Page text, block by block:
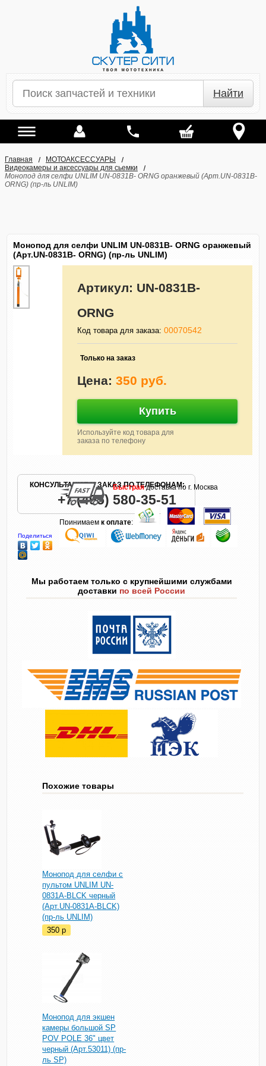
Найти
Главная
МОТОАКСЕССУАРЫ
Видеокамеры и аксессуары для сьемки
Монопод для селфи UNLIM UN-0831B- ORNG оранжевый (Арт.UN-0831B-
ORNG) (пр-ль UNLIM)
Монопод для селфи UNLIM UN-0831B- ORNG оранжевый
(Арт.UN-0831B- ORNG) (пр-ль UNLIM)
Артикул: UN-0831B-
ORNG
Код товара для заказа:00070542
Только на заказ
Цена:350 руб.
Купить
Используйте код товара для
заказа по телефону
КОНСУЛЬТАЦИЯ И ЗАКАЗ ПО ТЕЛЕФОНАМ:
+7 (495) 580-35-51
Поделиться
Быстраядоставка по г. Москва
Принимаемк оплате:
Мы работаем только с крупнейшими службами
доставки по всей России
Похожие товары
Монопод для селфи c
пультом UNLIM UN-
0831A-BLCK черный
(Арт.UN-0831A-BLCK)
(пр-ль UNLIM)
350p
Монопод для экшен
камеры большой SP
POV POLE 36" цвет
черный (Арт.53011) (пр-
ль SP)